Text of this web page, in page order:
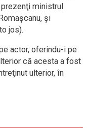
ministrul
şi
jos).
actor, oferindu-i pe
că acesta a fost
ulterior, în